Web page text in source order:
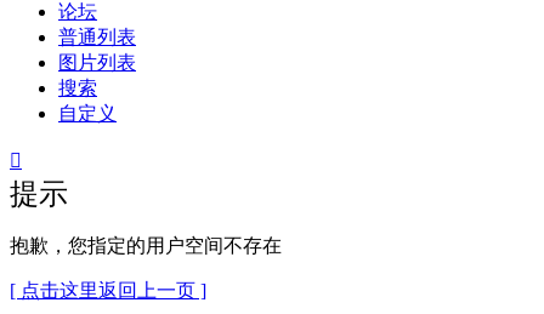
论坛
普通列表
图片列表
搜索
自定义

提示
抱歉，您指定的用户空间不存在
[ 点击这里返回上一页 ]